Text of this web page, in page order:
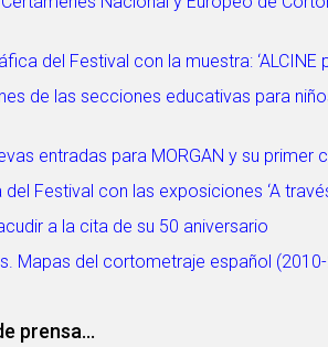
del Festival con la muestra: ‘ALCINE
de las secciones educativas para
entradas para MORGAN y su primer
Festival con las exposiciones ‘A
a la cita de su 50 aniversario
Mapas del cortometraje español
prensa...